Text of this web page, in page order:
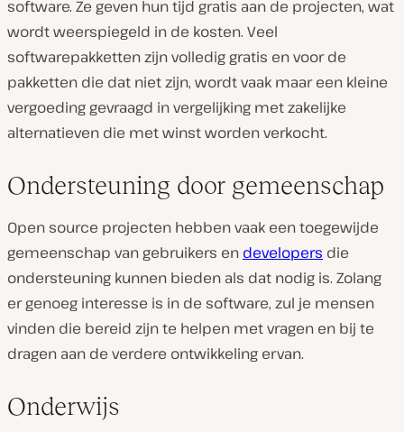
software. Ze geven hun tijd gratis aan de projecten, wat
wordt weerspiegeld in de kosten. Veel
softwarepakketten zijn volledig gratis en voor de
pakketten die dat niet zijn, wordt vaak maar een kleine
vergoeding gevraagd in vergelijking met zakelijke
alternatieven die met winst worden verkocht.
Ondersteuning door gemeenschap
Open source projecten hebben vaak een toegewijde
gemeenschap van gebruikers en developers die
ondersteuning kunnen bieden als dat nodig is. Zolang
er genoeg interesse is in de software, zul je mensen
vinden die bereid zijn te helpen met vragen en bij te
dragen aan de verdere ontwikkeling ervan.
Onderwijs